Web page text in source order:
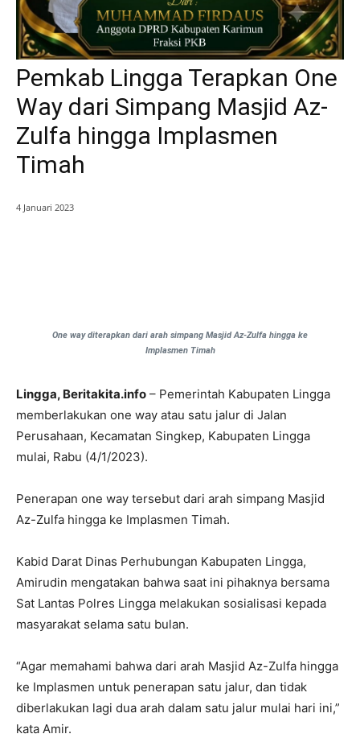
Pemkab Lingga Terapkan One
Way dari Simpang Masjid Az-
Zulfa hingga Implasmen
Timah
4 Januari 2023
One way diterapkan dari arah simpang Masjid Az-Zulfa hingga ke
Implasmen Timah
Lingga, Beritakita.info – Pemerintah Kabupaten Lingga
memberlakukan one way atau satu jalur di Jalan
Perusahaan, Kecamatan Singkep, Kabupaten Lingga
mulai, Rabu (4/1/2023).
Penerapan one way tersebut dari arah simpang Masjid
Az-Zulfa hingga ke Implasmen Timah.
Kabid Darat Dinas Perhubungan Kabupaten Lingga,
Amirudin mengatakan bahwa saat ini pihaknya bersama
Sat Lantas Polres Lingga melakukan sosialisasi kepada
masyarakat selama satu bulan.
“Agar memahami bahwa dari arah Masjid Az-Zulfa hingga
ke Implasmen untuk penerapan satu jalur, dan tidak
diberlakukan lagi dua arah dalam satu jalur mulai hari ini,”
kata Amir.